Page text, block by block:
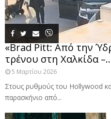
«Brad Pitt: Από την
τρένου στη Χαλκίδα
5 Μαρτίου 2026
Στους ρυθμούς του Hollywood
παρασκήνιο από...